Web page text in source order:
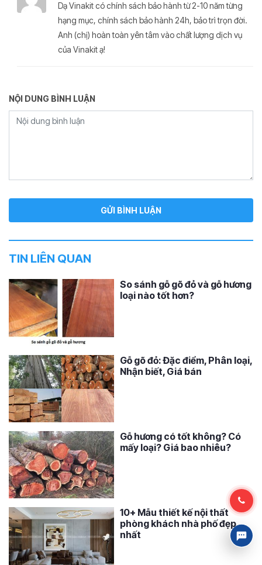
Dạ Vinakit có chính sách bảo hành từ 2-10 năm từng
hạng mục, chính sách bảo hành 24h, bảo trì trọn đời.
Anh (chị) hoàn toàn yên tâm vào chất lượng dịch vụ
của Vinakit ạ!
NỘI DUNG BÌNH LUẬN
TIN LIÊN QUAN
So sánh gỗ gõ đỏ và gỗ hương
loại nào tốt hơn?
Gỗ gõ đỏ: Đặc điểm, Phân loại,
Nhận biết, Giá bán
Gỗ hương có tốt không? Có
mấy loại? Giá bao nhiêu?
10+ Mẫu thiết kế nội thất
phòng khách nhà phố đẹp
nhất